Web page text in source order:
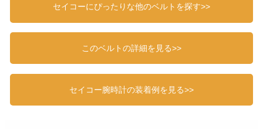
セイコーにぴったりな他のベルトを探す>>
このベルトの詳細を見る>>
セイコー腕時計の装着例を見る>>